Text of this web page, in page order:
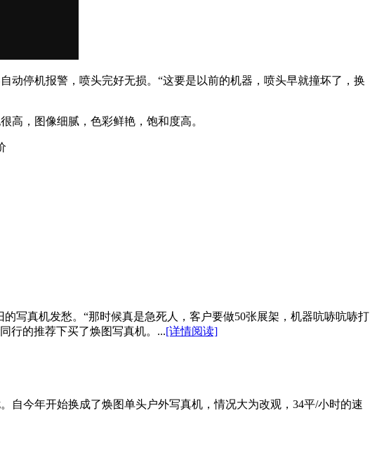
动停机报警，喷头完好无损。“这要是以前的机器，喷头早就撞坏了，换
高，图像细腻，色彩鲜艳，饱和度高。
写真机发愁。“那时候真是急死人，客户要做50张展架，机器吭哧吭哧打
行的推荐下买了焕图写真机。...[详情阅读]
自今年开始换成了焕图单头户外写真机，情况大为改观，34平/小时的速